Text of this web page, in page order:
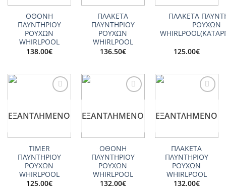
ΟΘΟΝΗ
ΠΛΥΝΤΗΡΙΟΥ
ΡΟΥΧΩΝ
WHIRLPOOL
138.00€
ΠΛΑΚΕΤΑ
ΠΛΥΝΤΗΡΙΟΥ
ΡΟΥΧΩΝ
WHIRLPOOL
136.50€
ΠΛΑΚΕΤΑ
ΡΟΥΧΩΝ
125.00€
ΕΞΑΝΤΛΗΜΈΝΟ
TIMER
ΠΛΥΝΤΗΡΙΟΥ
ΡΟΥΧΩΝ
WHIRLPOOL
125.00€
ΕΞΑΝΤΛΗΜΈΝΟ
ΟΘΟΝΗ
ΠΛΥΝΤΗΡΙΟΥ
ΡΟΥΧΩΝ
WHIRLPOOL
132.00€
ΕΞΑΝΤΛΗΜΈΝΟ
ΠΛΑΚΕΤΑ
ΠΛΥΝΤΗΡΙΟΥ
ΡΟΥΧΩΝ
WHIRLPOOL
132.00€